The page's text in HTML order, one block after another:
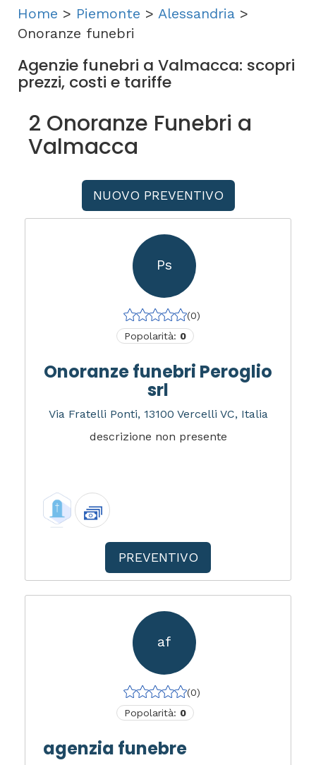
Home > Piemonte > Alessandria >
Onoranze funebri
Agenzie funebri a Valmacca: scopri
prezzi, costi e tariffe
2 Onoranze Funebri a
Valmacca
NUOVO PREVENTIVO
Ps
(0)
Popolarità: 0
Onoranze funebri Peroglio
srl
Via Fratelli Ponti, 13100 Vercelli VC, Italia
descrizione non presente
PREVENTIVO
af
(0)
Popolarità: 0
agenzia funebre